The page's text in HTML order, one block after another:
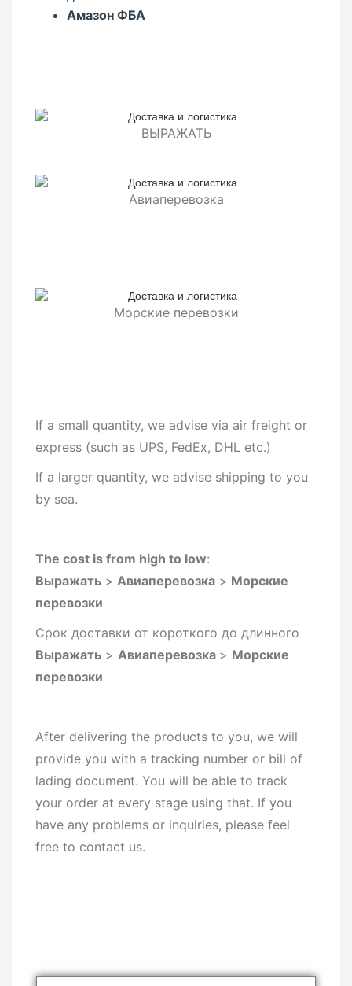
Амазон ФБА
ВЫРАЖАТЬ
Авиаперевозка
Морские перевозки
If a small quantity, we advise via air freight or
express (such as UPS, FedEx, DHL etc.)
If a larger quantity, we advise shipping to you
by sea.
The cost is from high to low:
Выражать > Авиаперевозка > Морские
перевозки
Срок доставки от короткого до длинного
Выражать > Авиаперевозка > Морские
перевозки
After delivering the products to you, we will
provide you with a tracking number or bill of
lading document. You will be able to track
your order at every stage using that. If you
have any problems or inquiries, please feel
free to contact us.